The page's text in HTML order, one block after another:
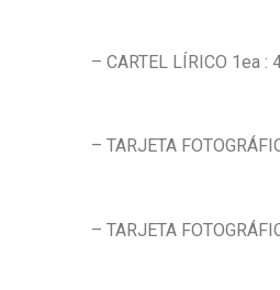
– CARTEL LÍRICO 1ea :
– TARJETA
– TARJETA